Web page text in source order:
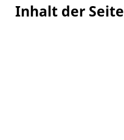
Inhalt der Seite